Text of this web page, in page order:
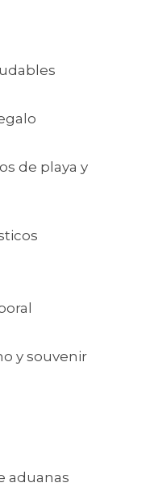
de playa y
y souvenir
aduanas